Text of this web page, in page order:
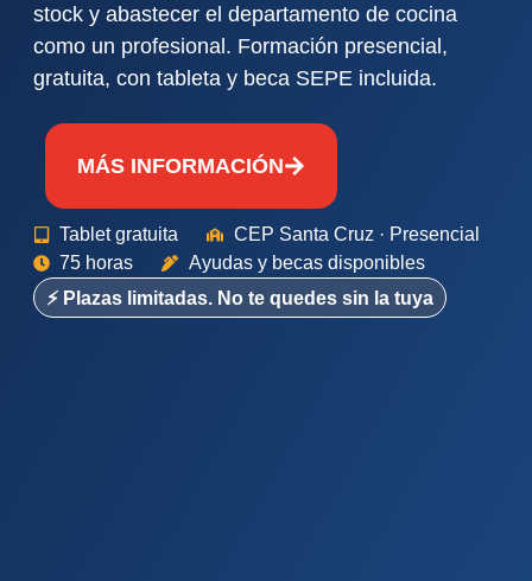
stock y abastecer el departamento de cocina
como un profesional. Formación presencial,
gratuita, con tableta y beca SEPE incluida.
MÁS INFORMACIÓN
Tablet gratuita
CEP Santa Cruz · Presencial
75 horas
Ayudas y becas disponibles
⚡ Plazas limitadas. No te quedes sin la tuya